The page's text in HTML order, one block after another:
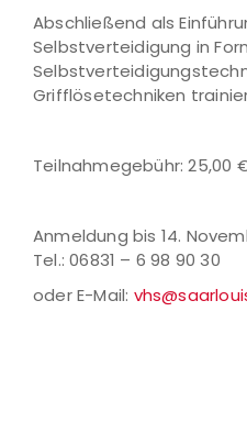
Abschließend als
Selbstverteidigung in
Grifflösetechniken
Teilnahmegebühr: 25,00
Anmeldung bis 14.
Tel.: 06831 – 6 98 90 30
oder E-Mail: